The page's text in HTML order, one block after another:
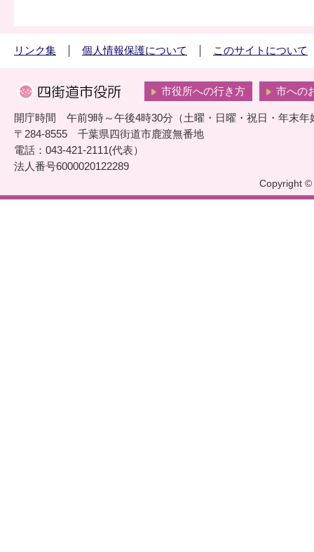
リンク集 個人情報保護について このサイトについて
市役所への行き方 市への
開庁時間 午前9時～午後4時30分（土曜・日曜・祝日・年末年
〒284-8555 千葉県四街道市鹿渡無番地
電話：043-421-2111(代表）
法人番号6000020122289
Copyright ©